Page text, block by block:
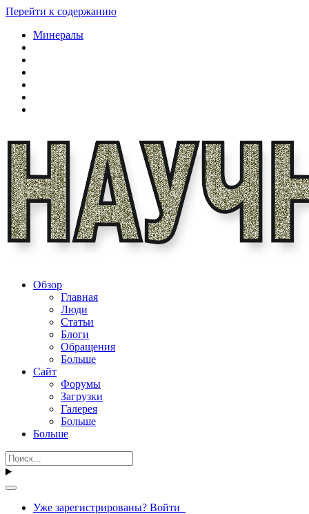
Перейти к содержанию
Минералы
Обзор
Главная
Люди
Статьи
Блоги
Обращения
Больше
Сайт
Форумы
Загрузки
Галерея
Больше
Больше
Уже зарегистрированы? Войти